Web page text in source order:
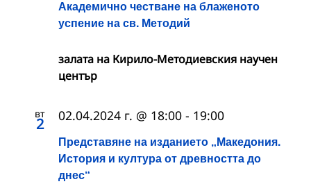
Академично честване на блаженото
успение на св. Методий
залата на Кирило-Методиевския научен
център
вт
2
Представяне на изданието „Македония.
История и култура от древността до
днес“
02.04.2024 г. @ 18:00 - 19:00